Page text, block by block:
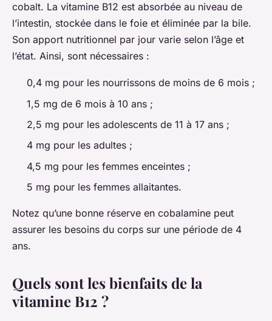
cobalt. La vitamine B12 est absorbée au niveau de
l’intestin, stockée dans le foie et éliminée par la bile.
Son apport nutritionnel par jour varie selon l’âge et
l’état. Ainsi, sont nécessaires :
0,4 mg pour les nourrissons de moins de 6 mois ;
1,5 mg de 6 mois à 10 ans ;
2,5 mg pour les adolescents de 11 à 17 ans ;
4 mg pour les adultes ;
4,5 mg pour les femmes enceintes ;
5 mg pour les femmes allaitantes.
Notez qu’une bonne réserve en cobalamine peut
assurer les besoins du corps sur une période de 4
ans.
Quels sont les bienfaits de la
vitamine B12 ?